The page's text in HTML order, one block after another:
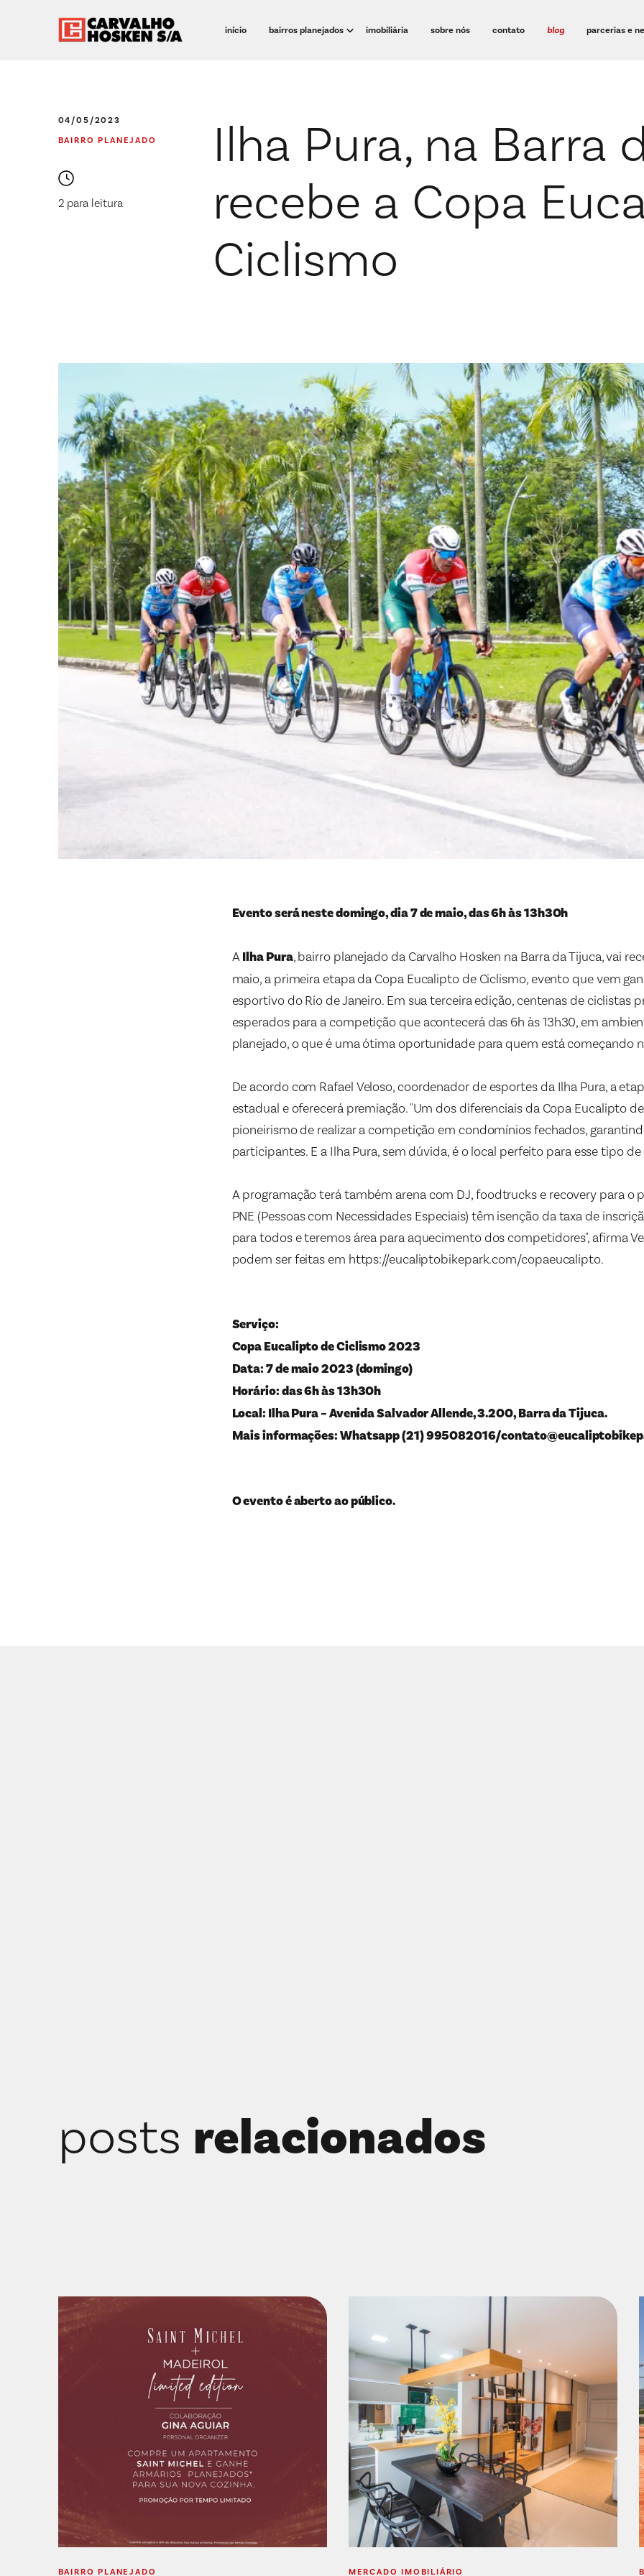
início bairros planejados imobiliária sobre nós contato blog parcerias e
04/05/2023
BAIRRO PLANEJADO
2 para leitura
Ilha Pura, na Barra
recebe a Copa
Ciclismo
Evento será neste domingo, dia 7 de maio, das 6h às 13h30h
A Ilha Pura, bairro planejado da Carvalho Hosken na Barra da Tijuca, vai
maio, a primeira etapa da Copa Eucalipto de Ciclismo, evento que vem
esportivo do Rio de Janeiro. Em sua terceira edição, centenas de ciclistas
esperados para a competição que acontecerá das 6h às 13h30, em
planejado, o que é uma ótima oportunidade para quem está começando
De acordo com Rafael Veloso, coordenador de esportes da Ilha Pura, a
estadual e oferecerá premiação. "Um dos diferenciais da Copa Eucalipto
pioneirismo de realizar a competição em condomínios fechados,
participantes. E a Ilha Pura, sem dúvida, é o local perfeito para esse tipo de
A programação terá também arena com DJ, foodtrucks e recovery para o
PNE (Pessoas com Necessidades Especiais) têm isenção da taxa de
para todos e teremos área para aquecimento dos competidores", afirma
podem ser feitas em https://eucaliptobikepark.com/copaeucalipto.
Serviço:
Copa Eucalipto de Ciclismo 2023
Data: 7 de maio 2023 (domingo)
Horário: das 6h às 13h30h
Local: Ilha Pura – Avenida Salvador Allende, 3.200, Barra da Tijuca.
Mais informações: Whatsapp (21) 995082016/
O evento é aberto ao público.
posts relacionados
BAIRRO PLANEJADO MERCADO IMOBILIÁRIO